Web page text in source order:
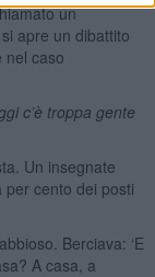
un
apre un dibattito
nel caso
c’è troppa gente
Un insegnate
cento dei posti
Berciava: ‘E
A casa, a